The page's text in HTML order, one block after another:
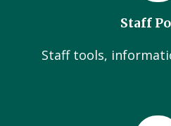
Staff
Staff tools,